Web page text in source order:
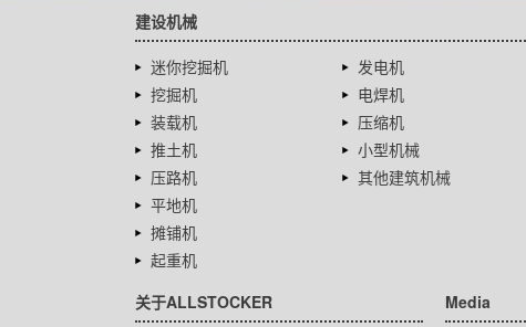
建设机械
迷你挖掘机
挖掘机
装载机
推土机
压路机
平地机
摊铺机
起重机
发电机
电焊机
压缩机
小型机械
其他建筑机械
关于ALLSTOCKER Media